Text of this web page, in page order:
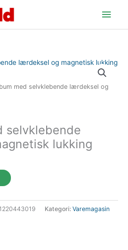
med selvklebende lærdeksel og
selvklebende
lukking
Kategori: Varemagasin